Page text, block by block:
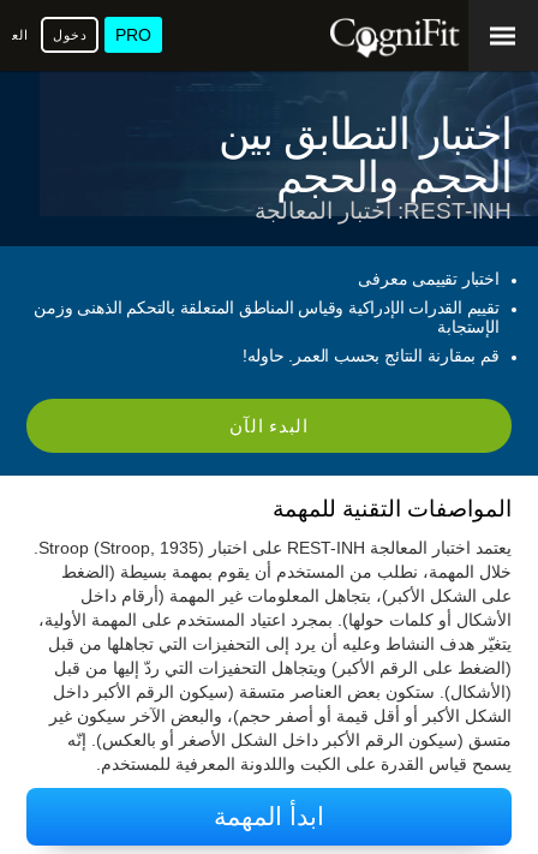
PRO دخول
اختبار التطابق بين
الحجم والحجم
REST-INH: اختبار المعالجة
اختبار تقييمى معرفى
تقييم القدرات الإدراكية وقياس المناطق المتعلقة بالتحكم الذهنى وزمن
الإستجابة
قم بمقارنة النتائج بحسب العمر. حاوله!
البدء الآن
المواصفات التقنية للمهمة
خلال المهمة، نطلب من المستخدم أن يقوم بمهمة بسيطة (الضغط
على الشكل الأكبر)، بتجاهل المعلومات غير المهمة (أرقام داخل
الأشكال أو كلمات حولها). بمجرد اعتياد المستخدم على المهمة الأولية،
يتغيّر هدف النشاط وعليه أن يرد إلى التحفيزات التي تجاهلها من قبل
(الضغط على الرقم الأكبر) ويتجاهل التحفيزات التي ردّ إليها من قبل
(الأشكال). ستكون بعض العناصر متسقة (سيكون الرقم الأكبر داخل
الشكل الأكبر أو أقل قيمة أو أصفر حجم)، والبعض الآخر سيكون غير
متسق (سيكون الرقم الأكبر داخل الشكل الأصغر أو بالعكس). إنّه
يسمح قياس القدرة على الكبت واللدونة المعرفية للمستخدم.
ابدأ المهمة